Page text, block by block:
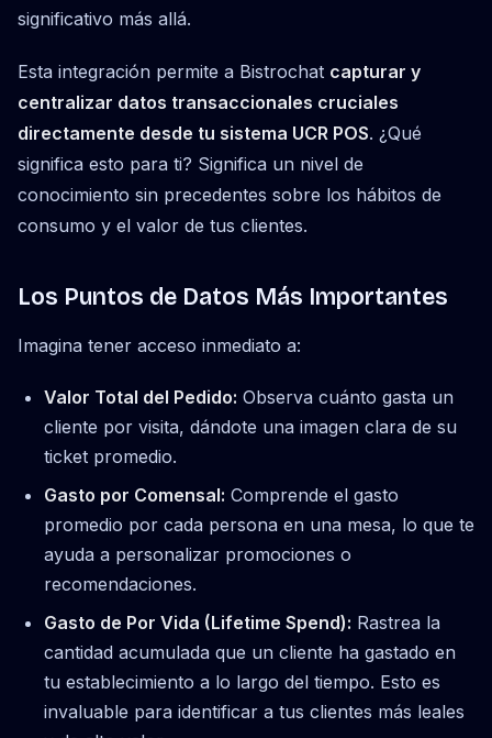
significativo más allá.
Esta integración permite a Bistrochat capturar y
centralizar datos transaccionales cruciales
directamente desde tu sistema UCR POS. ¿Qué
significa esto para ti? Significa un nivel de
conocimiento sin precedentes sobre los hábitos de
consumo y el valor de tus clientes.
Los Puntos de Datos Más Importantes
Imagina tener acceso inmediato a:
Valor Total del Pedido: Observa cuánto gasta un
cliente por visita, dándote una imagen clara de su
ticket promedio.
Gasto por Comensal: Comprende el gasto
promedio por cada persona en una mesa, lo que te
ayuda a personalizar promociones o
recomendaciones.
Gasto de Por Vida (Lifetime Spend): Rastrea la
cantidad acumulada que un cliente ha gastado en
tu establecimiento a lo largo del tiempo. Esto es
invaluable para identificar a tus clientes más leales